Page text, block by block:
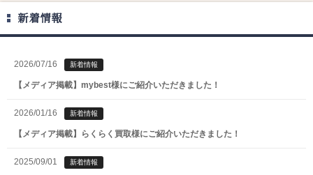
新着情報
2026/07/16 新着情報
【メディア掲載】mybest様にご紹介いただきました！
2026/01/16 新着情報
【メディア掲載】らくらく買取様にご紹介いただきました！
2025/09/01 新着情報